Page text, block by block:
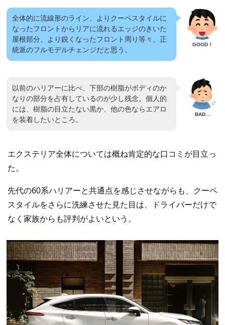
全体的に流線形のライン、より クーペスタイルに
なったフロントからリアに流れるエッジのきいた
屋根部分、より鋭くなったフロント周り等々、正
統派のフルモデルチェンジだと思う。
以前のハリアーに比べ、下部の樹脂がボディのか
なりの部分を占有しているのが少し残念。個人的
には、樹脂の目立たない黒か、他の色ならエアロ
を装着したいところ。
エクステリア全体については概ね肯定的な口コミが目立っ
た。
先代の60系ハリアーと共通点を感じさせながらも、クーペ
スタイルをさらに洗練させた見た目は、ドライバーだけで
なく家族からも評判がよいという。